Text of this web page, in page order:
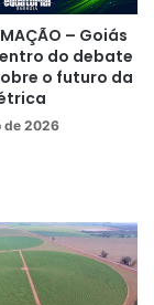
– Goiás
do debate
o futuro da
de 2026